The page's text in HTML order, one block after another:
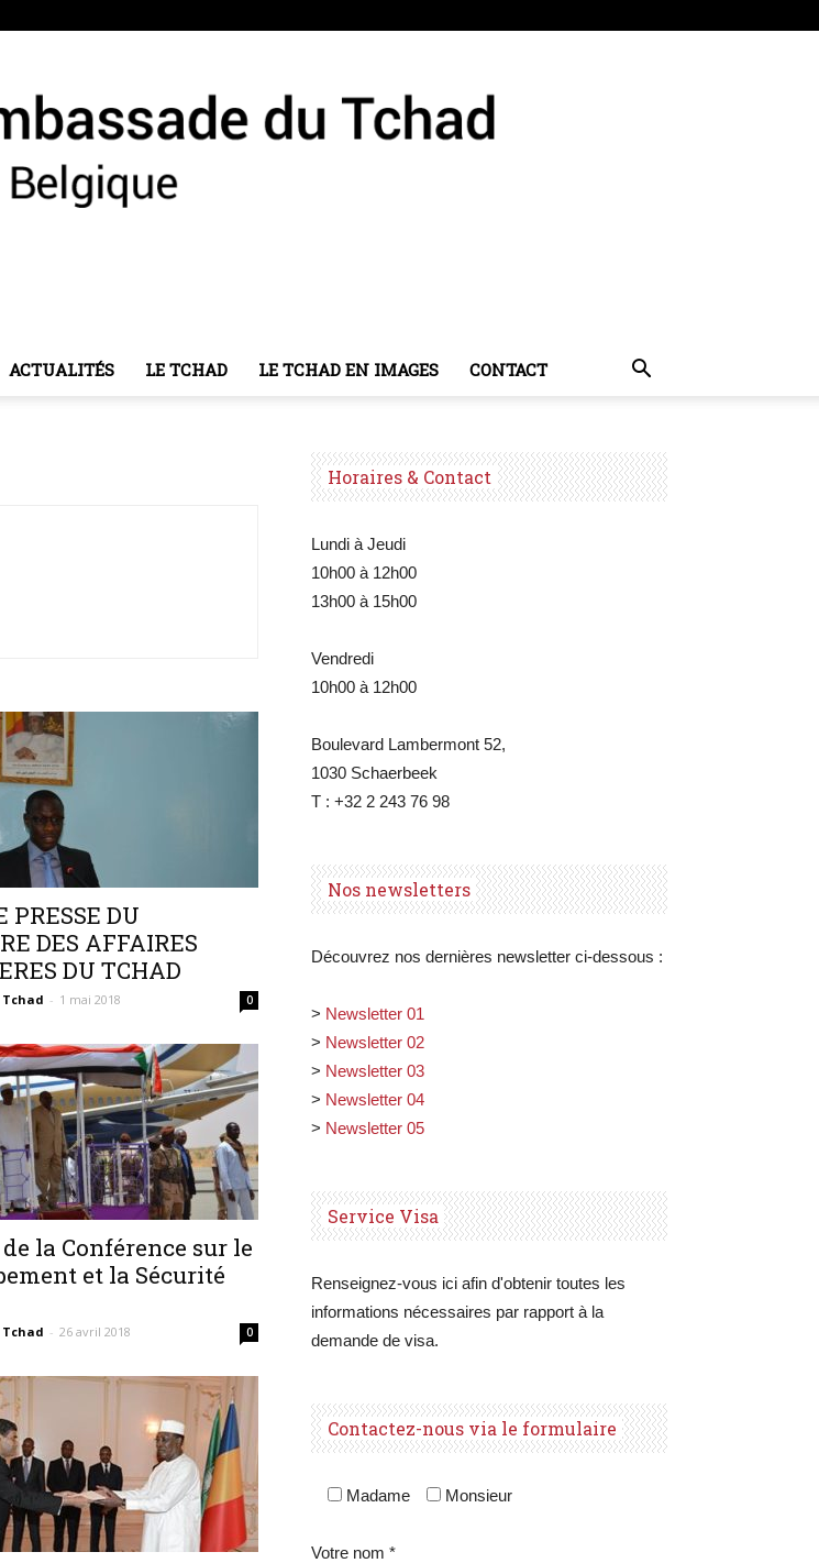
ACTUALITÉS LE TCHAD LE TCHAD EN IMAGES CONTACT
PRESSE DU
DES AFFAIRES
DU TCHAD
- 1 mai 2018 0
la Conférence sur le
et la Sécurité
- 26 avril 2018 0
Horaires & Contact
Lundi à Jeudi
10h00 à 12h00
13h00 à 15h00
Vendredi
10h00 à 12h00
Boulevard Lambermont 52,
1030 Schaerbeek
T : +32 2 243 76 98
Nos newsletters
Découvrez nos dernières newsletter ci-dessous :
> Newsletter 01
> Newsletter 02
> Newsletter 03
> Newsletter 04
> Newsletter 05
Service Visa
Renseignez-vous ici afin d'obtenir toutes les
informations nécessaires par rapport à la
demande de visa.
Contactez-nous via le formulaire
Madame Monsieur
Votre nom *